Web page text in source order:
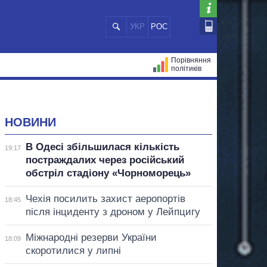
УКР РОС
Порівняння
політиків
НОВИНИ
19:17
В Одесі збільшилася кількість
постраждалих через російський
обстріл стадіону «Чорноморець»
18:45
Чехія посилить захист аеропортів
після інциденту з дроном у Лейпцигу
18:09
Міжнародні резерви України
скоротилися у липні